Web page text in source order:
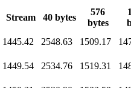
Stream 40 bytes
576
bytes
1445.42 2548.63 1509.17
1449.54 2534.76 1519.31